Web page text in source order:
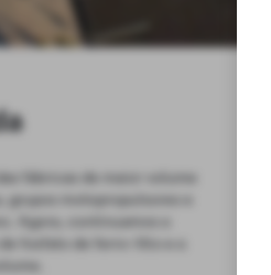
fábricas de maior volume
motopropulsores e
Agora, continuamos a
fosfato de ferro-lítio e a